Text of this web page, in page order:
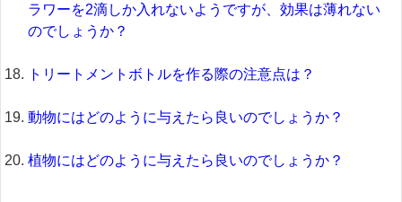
ラワーを2滴しか入れないようですが、効果は薄れない
のでしょうか？
トリートメントボトルを作る際の注意点は？
動物にはどのように与えたら良いのでしょうか？
植物にはどのように与えたら良いのでしょうか？